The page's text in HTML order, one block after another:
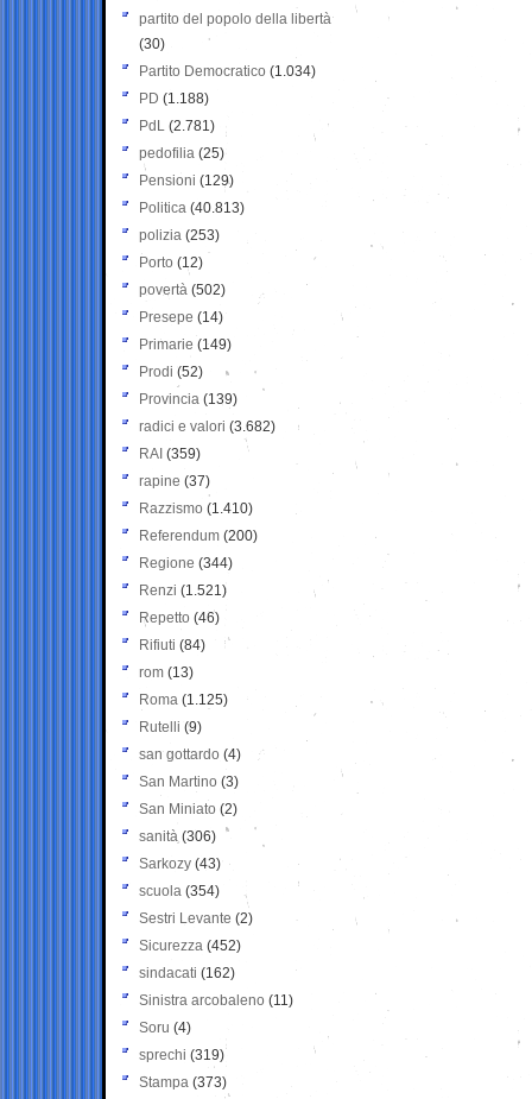
partito del popolo della libertà
(30)
Partito Democratico (1.034)
PD (1.188)
PdL (2.781)
pedofilia (25)
Pensioni (129)
Politica (40.813)
polizia (253)
Porto (12)
povertà (502)
Presepe (14)
Primarie (149)
Prodi (52)
Provincia (139)
radici e valori (3.682)
RAI (359)
rapine (37)
Razzismo (1.410)
Referendum (200)
Regione (344)
Renzi (1.521)
Repetto (46)
Rifiuti (84)
rom (13)
Roma (1.125)
Rutelli (9)
san gottardo (4)
San Martino (3)
San Miniato (2)
sanità (306)
Sarkozy (43)
scuola (354)
Sestri Levante (2)
Sicurezza (452)
sindacati (162)
Sinistra arcobaleno (11)
Soru (4)
sprechi (319)
Stampa (373)